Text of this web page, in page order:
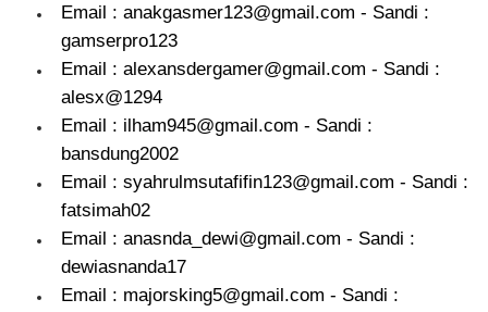
Email : anakgasmer123@gmail.com - Sandi :
gamserpro123
Email : alexansdergamer@gmail.com - Sandi :
alesx@1294
Email : ilham945@gmail.com - Sandi :
bansdung2002
Email : syahrulmsutafifin123@gmail.com - Sandi :
fatsimah02
Email : anasnda_dewi@gmail.com - Sandi :
dewiasnanda17
Email : majorsking5@gmail.com - Sandi :